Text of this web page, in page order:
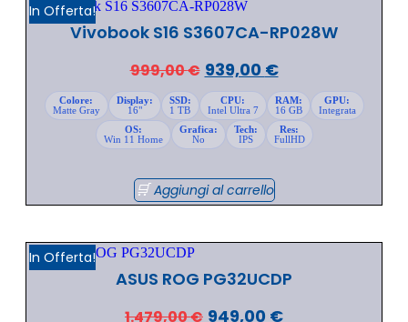
In Offerta!
Vivobook S16 S3607CA-RP028W
999,00€ 939,00 €
Colore:
Matte Gray
Display:
16"
SSD:
1 TB
CPU:
Intel Ultra 7
RAM:
16 GB
GPU:
Integrata
OS:
Win 11 Home
Grafica:
No
Tech:
IPS
Res:
FullHD
Aggiungi al carrello
In Offerta!
ASUS ROG PG32UCDP
1.479,00€ 949,00 €